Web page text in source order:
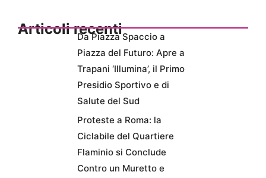
Articoli recentiDa Piazza Spaccio a
Piazza del Futuro: Apre a
Trapani ‘Illumina’, il Primo
Presidio Sportivo e di
Salute del Sud
Proteste a Roma: la
Ciclabile del Quartiere
Flaminio si Conclude
Contro un Muretto e